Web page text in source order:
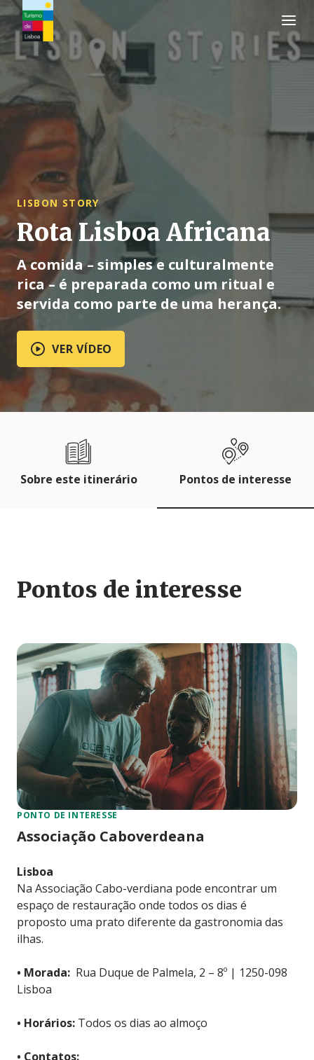
Logo do Turismo de Lisboa
LISBON STORY
Rota Lisboa Africana
A comida – simples e culturalmente
rica – é preparada como um ritual e
servida como parte de uma herança.
VER VÍDEO
Sobre este itinerário Pontos de interesse
Pontos de interesse
PONTO DE INTERESSE
Associação Caboverdeana
Lisboa
Na Associação Cabo-verdiana pode encontrar um
espaço de restauração onde todos os dias é
proposto uma prato diferente da gastronomia das
ilhas.
• Morada: Rua Duque de Palmela, 2 – 8º | 1250-098
Lisboa
• Horários: Todos os dias ao almoço
• Contatos: